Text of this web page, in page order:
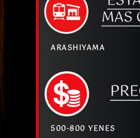
ARASHIYAMA
500-800 YENES